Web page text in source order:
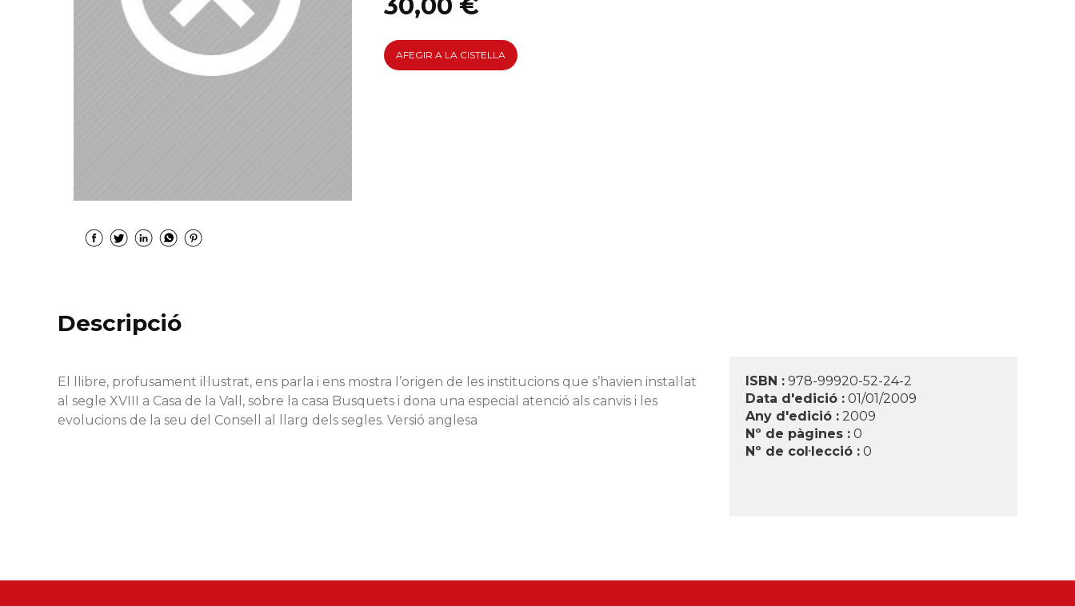
30,00 €
AFEGIR A LA CISTELLA
Descripció
ISBN : 978-99920-52-24-2
Data d'edició : 01/01/2009
Any d'edició : 2009
Nº de pàgines : 0
Nº de col·lecció : 0
El llibre, profusament il·lustrat, ens parla i ens mostra l’origen de les institucions que s’havien instal·lat
al segle XVIII a Casa de la Vall, sobre la casa Busquets i dona una especial atenció als canvis i les
evolucions de la seu del Consell al llarg dels segles. Versió anglesa